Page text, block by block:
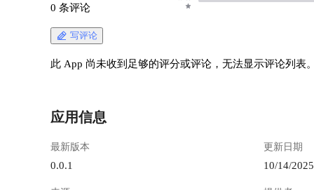
0 条评论
写评论
此 App 尚未收到足够的评分或评论，无法显示评论列表
应用信息
最新版本
0.0.1
更新日期
10/14/2025